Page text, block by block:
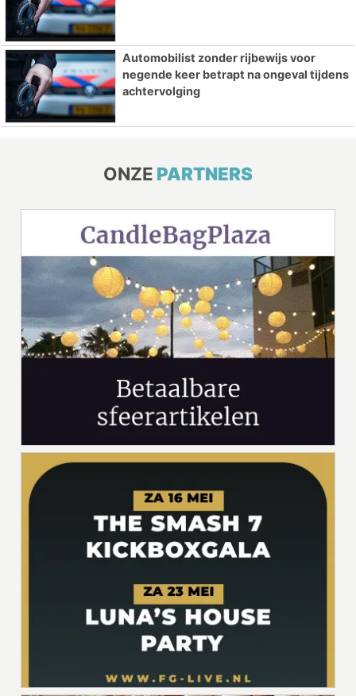
Automobilist zonder rijbewijs voor
negende keer betrapt na ongeval tijdens
achtervolging
ONZE PARTNERS